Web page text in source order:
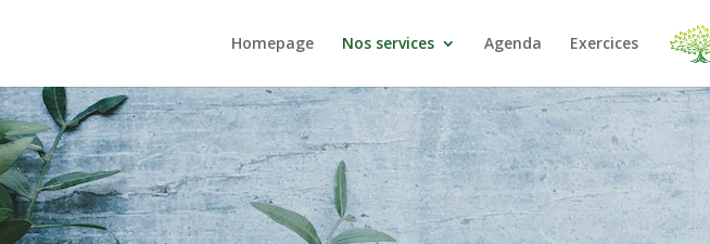
Homepage Nos services Agenda Exercices